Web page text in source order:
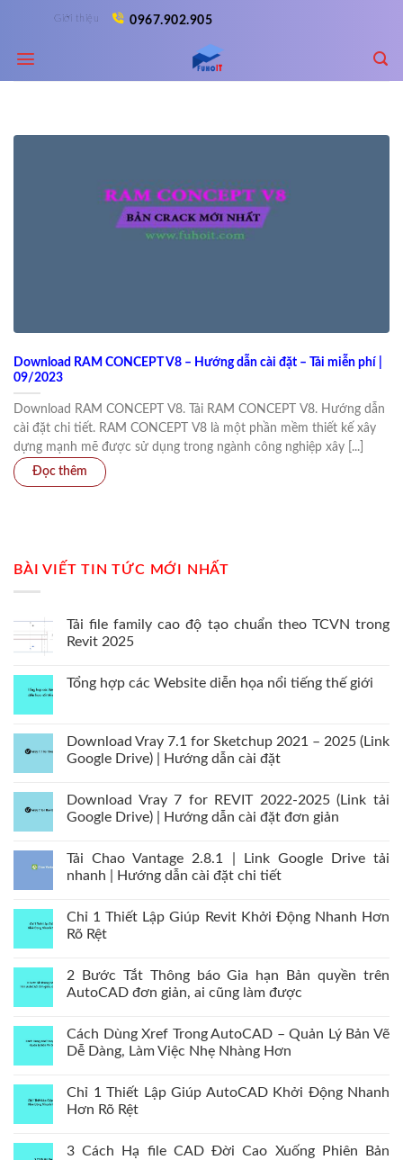
content
Giới thiệu 0967.902.905
Download RAM CONCEPT V8 – Hướng dẫn cài đặt – Tải miễn phí |
09/2023
Download RAM CONCEPT V8. Tải RAM CONCEPT V8. Hướng dẫn
cài đặt chi tiết. RAM CONCEPT V8 là một phần mềm thiết kế xây
dựng mạnh mẽ được sử dụng trong ngành công nghiệp xây [...]
BÀI VIẾT TIN TỨC MỚI NHẤT
Tải file family cao độ tạo chuẩn theo TCVN trong
Revit 2025
Tổng hợp các Website diễn họa nổi tiếng thế giới
Download Vray 7.1 for Sketchup 2021 – 2025 (Link
Google Drive) | Hướng dẫn cài đặt
Download Vray 7 for REVIT 2022-2025 (Link tải
Google Drive) | Hướng dẫn cài đặt đơn giản
Tải Chao Vantage 2.8.1 | Link Google Drive tải
nhanh | Hướng dẫn cài đặt chi tiết
Chỉ 1 Thiết Lập Giúp Revit Khởi Động Nhanh Hơn
Rõ Rệt
2 Bước Tắt Thông báo Gia hạn Bản quyền trên
AutoCAD đơn giản, ai cũng làm được
Cách Dùng Xref Trong AutoCAD – Quản Lý Bản Vẽ
Dễ Dàng, Làm Việc Nhẹ Nhàng Hơn
Chỉ 1 Thiết Lập Giúp AutoCAD Khởi Động Nhanh
Hơn Rõ Rệt
3 Cách Hạ file CAD Đời Cao Xuống Phiên Bản